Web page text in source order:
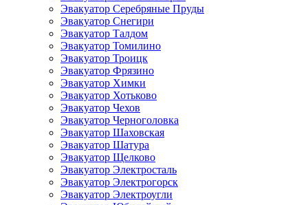
Эвакуатор Серебряные Пруды
Эвакуатор Снегири
Эвакуатор Талдом
Эвакуатор Томилино
Эвакуатор Троицк
Эвакуатор Фрязино
Эвакуатор Химки
Эвакуатор Хотьково
Эвакуатор Чехов
Эвакуатор Черноголовка
Эвакуатор Шаховская
Эвакуатор Шатура
Эвакуатор Щелково
Эвакуатор Электросталь
Эвакуатор Электрогорск
Эвакуатор Электроугли